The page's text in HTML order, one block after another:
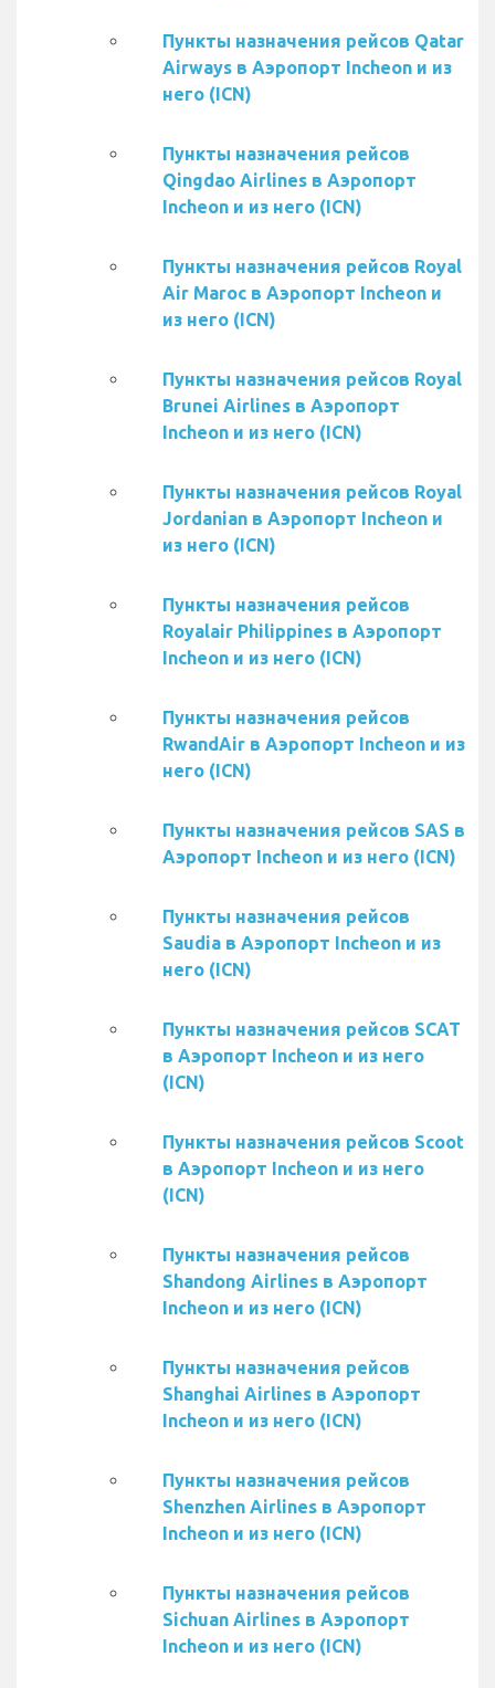
Пункты назначения рейсов Qatar
Airways в Аэропорт Incheon и из
него (ICN)
Пункты назначения рейсов
Qingdao Airlines в Аэропорт
Incheon и из него (ICN)
Пункты назначения рейсов Royal
Air Maroc в Аэропорт Incheon и
из него (ICN)
Пункты назначения рейсов Royal
Brunei Airlines в Аэропорт
Incheon и из него (ICN)
Пункты назначения рейсов Royal
Jordanian в Аэропорт Incheon и
из него (ICN)
Пункты назначения рейсов
Royalair Philippines в Аэропорт
Incheon и из него (ICN)
Пункты назначения рейсов
RwandAir в Аэропорт Incheon и из
него (ICN)
Пункты назначения рейсов SAS в
Аэропорт Incheon и из него (ICN)
Пункты назначения рейсов
Saudia в Аэропорт Incheon и из
него (ICN)
Пункты назначения рейсов SCAT
в Аэропорт Incheon и из него
(ICN)
Пункты назначения рейсов Scoot
в Аэропорт Incheon и из него
(ICN)
Пункты назначения рейсов
Shandong Airlines в Аэропорт
Incheon и из него (ICN)
Пункты назначения рейсов
Shanghai Airlines в Аэропорт
Incheon и из него (ICN)
Пункты назначения рейсов
Shenzhen Airlines в Аэропорт
Incheon и из него (ICN)
Пункты назначения рейсов
Sichuan Airlines в Аэропорт
Incheon и из него (ICN)